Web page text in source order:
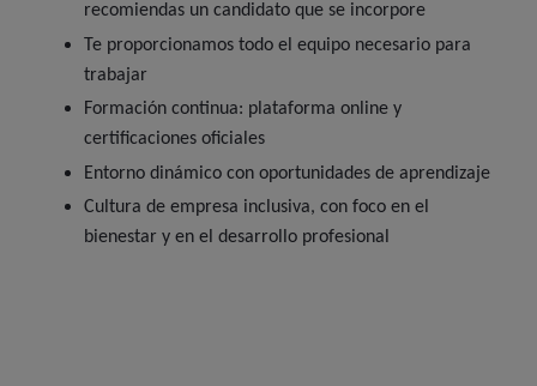
recomiendas un candidato que se incorpore
Te proporcionamos todo el equipo necesario para
trabajar
Formación continua: plataforma online y
certificaciones oficiales
Entorno dinámico con oportunidades de aprendizaje
Cultura de empresa inclusiva, con foco en el
bienestar y en el desarrollo profesional